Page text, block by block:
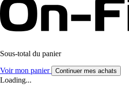
Sous-total du panier
Voir mon panier Continuer mes achats
Loading...